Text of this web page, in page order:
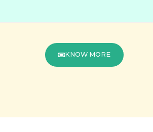
KNOW MORE